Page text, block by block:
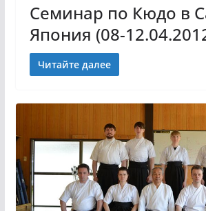
Семинар по Кюдо в
Япония (08-
Читайте далее